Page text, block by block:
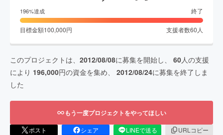
196%達成 終了
目標金額100,000円 支援者数60 人
このプロジェクトは、 2012/08/08に募集を開始し、 60人の支援
により 196,000円の資金を集め、 2012/08/24に募集を終了しま
した
もう一度プロジェクトをやってほしい
ポスト シェア LINEで送る
URLコピー